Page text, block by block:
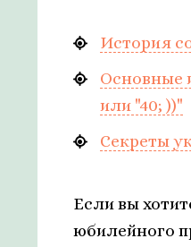
История
Основные
или "40; ))"
Секреты
Если вы
юбилейного